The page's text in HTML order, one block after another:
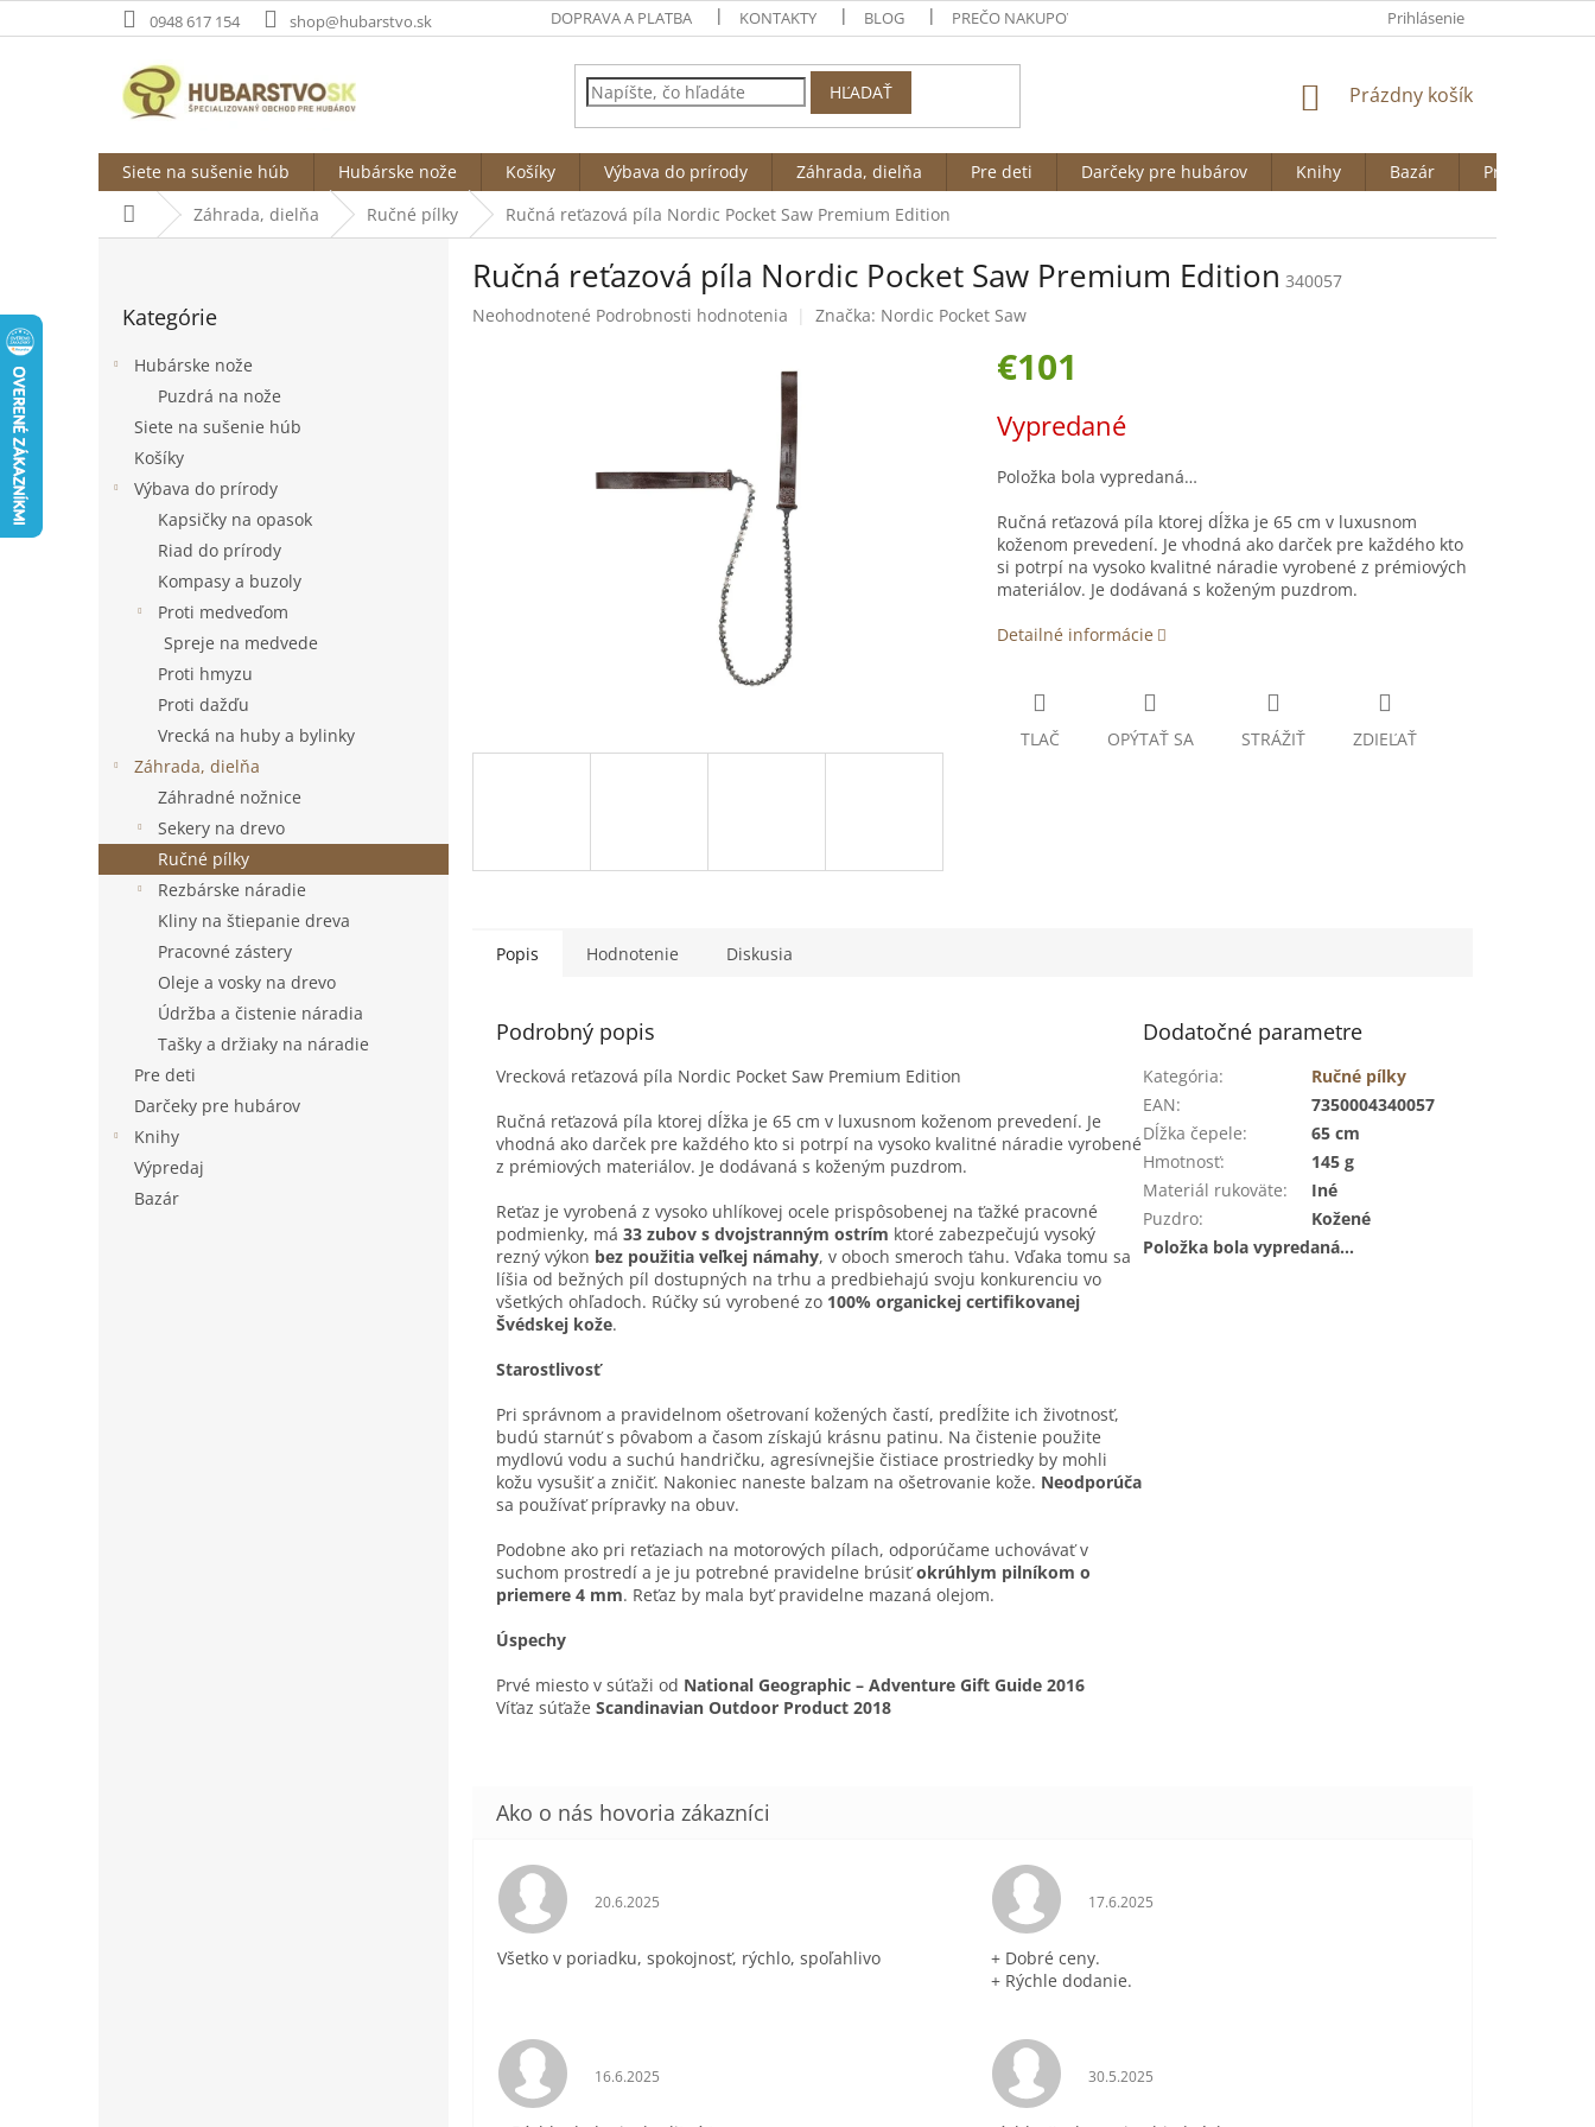
na
0948 617 154 shop@hubarstvo.sk DOPRAVA A PLATBA KONTAKTY BLOG PREČO NAKUPOVAŤ NA HUBARSTVO.SK OBCHODNÉ PODMIENKY
Prihlásenie
HĽADAŤ
NÁKUPNÝ
Prázdny košík
Siete na sušenie húb Hubárske nože Košíky Výbava do prírody Záhrada, dielňa Pre deti Darčeky pre hubárov Knihy Bazár
Predávané
DomovZáhrada, dielňa Ručné pílky Ručná reťazová píla Nordic Pocket Saw Premium Edition
kategórie
Kategórie
Hubárske nože
Puzdrá na nože
Siete na sušenie húb
Košíky
Výbava do prírody
Kapsičky na opasok
Riad do prírody
Kompasy a buzoly
Proti medveďom
Spreje na medvede
Proti hmyzu
Proti dažďu
Vrecká na huby a bylinky
Záhrada, dielňa
Záhradné nožnice
Sekery na drevo
Ručné pílky
Rezbárske náradie
Kliny na štiepanie dreva
Pracovné zástery
Oleje a vosky na drevo
Údržba a čistenie náradia
Tašky a držiaky na náradie
Pre deti
Darčeky pre hubárov
Knihy
Výpredaj
Bazár
Ručná reťazová píla Nordic Pocket Saw Premium Edition 340057
Priemerné
Neohodnotené Podrobnosti hodnotenia Značka: Nordic Pocket Saw
€101
cena:
Vypredané
Položka bola vypredaná…
Ručná reťazová píla ktorej dĺžka je 65 cm v luxusnom
koženom prevedení. Je vhodná ako darček pre každého kto
si potrpí na vysoko kvalitné náradie vyrobené z prémiových
materiálov. Je dodávaná s koženým puzdrom.
Detailné informácie
TLAČ OPÝTAŤ SA STRÁŽIŤ ZDIEĽAŤ
Popis Hodnotenie Diskusia
Podrobný popis
Vrecková reťazová píla Nordic Pocket Saw Premium Edition
Ručná reťazová píla ktorej dĺžka je 65 cm v luxusnom koženom prevedení. Je
vhodná ako darček pre každého kto si potrpí na vysoko kvalitné náradie vyrobené
z prémiových materiálov. Je dodávaná s koženým puzdrom.
Reťaz je vyrobená z vysoko uhlíkovej ocele prispôsobenej na ťažké pracovné
podmienky, má 33 zubov s dvojstranným ostrím ktoré zabezpečujú vysoký
rezný výkon bez použitia veľkej námahy, v oboch smeroch ťahu. Vďaka tomu sa
líšia od bežných píl dostupných na trhu a predbiehajú svoju konkurenciu vo
všetkých ohľadoch. Rúčky sú vyrobené zo 100% organickej certifikovanej
Švédskej kože.
Starostlivosť
Pri správnom a pravidelnom ošetrovaní kožených častí, predĺžite ich životnosť,
budú starnúť s pôvabom a časom získajú krásnu patinu. Na čistenie použite
mydlovú vodu a suchú handričku, agresívnejšie čistiace prostriedky by mohli
kožu vysušiť a zničiť. Nakoniec naneste balzam na ošetrovanie kože. Neodporúča
sa používať prípravky na obuv.
Podobne ako pri reťaziach na motorových pílach, odporúčame uchovávať v
suchom prostredí a je ju potrebné pravidelne brúsiťokrúhlym pilníkom o
priemere 4 mm. Reťaz by mala byť pravidelne mazaná olejom.
Úspechy
Prvé miesto v súťaži od National Geographic – Adventure Gift Guide 2016
Víťaz súťaže Scandinavian Outdoor Product 2018
Dodatočné parametre
Kategória:
Ručné pílky
EAN:
7350004340057
Dĺžka čepele:
65 cm
Hmotnosť:
145 g
Materiál rukoväte:
Iné
Puzdro:
Kožené
Položka bola vypredaná…
Hodnotenie obchodu je 5 z 5 hviezdičiek.
20.6.2025
Všetko v poriadku, spokojnosť, rýchlo, spoľahlivo
Hodnotenie obchodu je 5 z 5 hviezdičiek.
17.6.2025
+ Dobré ceny.
+ Rýchle dodanie.
Hodnotenie obchodu je 5 z 5 hviezdičiek.
16.6.2025 Hodnotenie obchodu je 5 z 5 hviezdičiek.
30.5.2025